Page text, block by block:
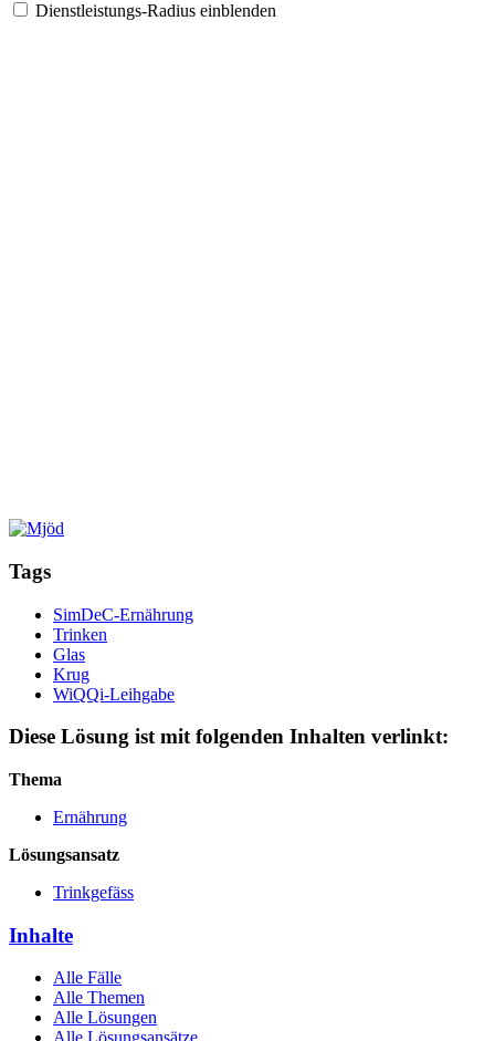
Dienstleistungs-Radius einblenden
Tags
SimDeC-Ernährung
Trinken
Glas
Krug
WiQQi-Leihgabe
Diese Lösung ist mit folgenden Inhalten verlinkt:
Thema
Ernährung
Lösungsansatz
Trinkgefäss
Inhalte
Alle Fälle
Alle Themen
Alle Lösungen